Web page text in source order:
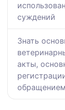
суждений
Знать
акты,